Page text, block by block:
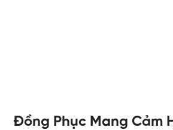
Đồng Phục Mang Cảm